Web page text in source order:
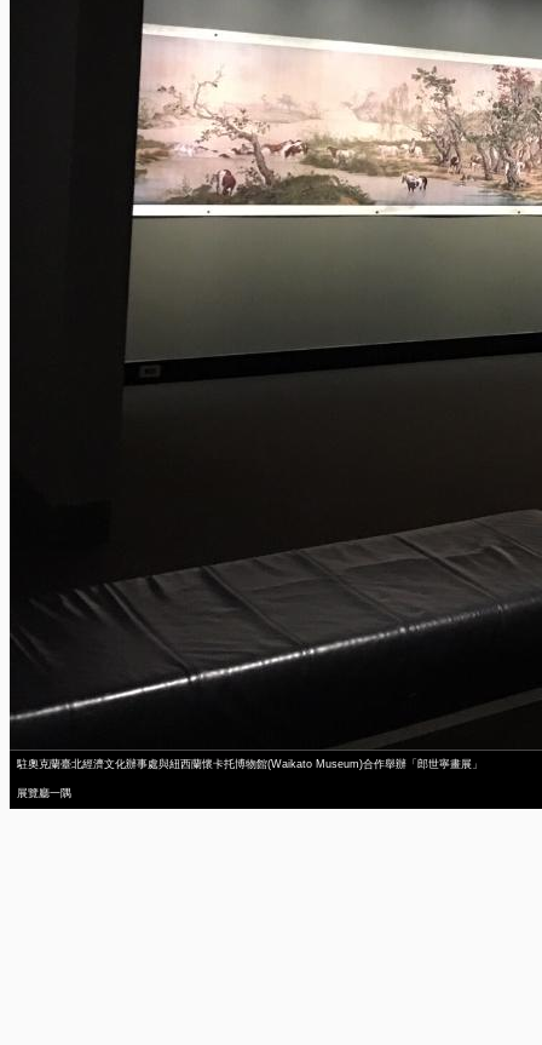
駐奧克蘭臺北經濟文化辦事處與紐西蘭懷卡托博物館(Waikato Museum)合作舉辦「郎世寧畫展」
展覽廳一隅